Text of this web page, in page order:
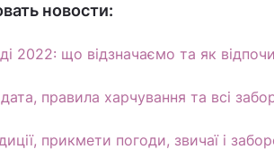
новости:
2022: що відзначаємо та як
правила харчування та всі
прикмети погоди, звичаї і